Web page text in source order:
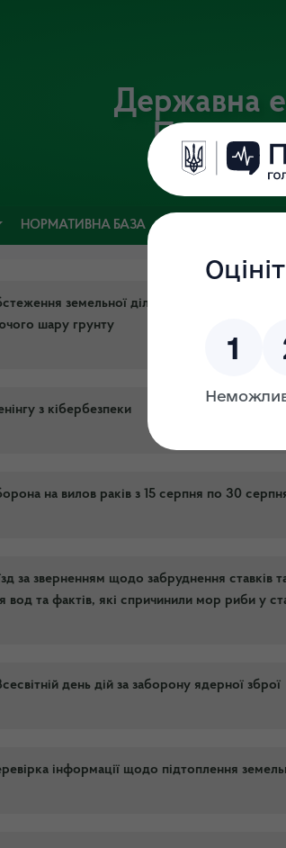
Державна
Офіційний веб-
НОРМАТИВНА БАЗА
земельної ділянки за фактом
шару грунту
з кібербезпеки
на вилов раків з 15 серпня по 30
за зверненням щодо забруднення ставків
вод та фактів, які спричинили мор риби у
день дій за заборону ядерної зброї
інформації щодо підтоплення